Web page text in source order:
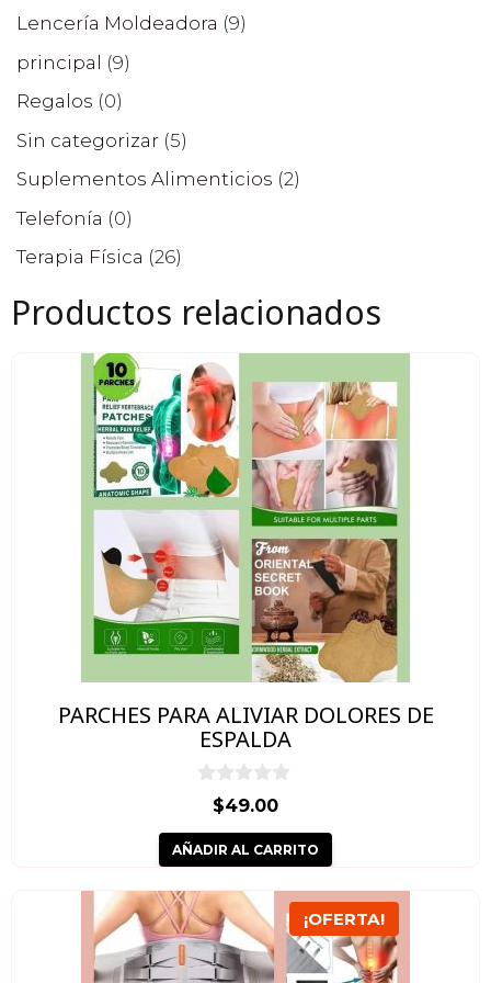
Lencería Moldeadora (9)
principal (9)
Regalos (0)
Sin categorizar (5)
Suplementos Alimenticios (2)
Telefonía (0)
Terapia Física (26)
Productos relacionados
PARCHES PARA ALIVIAR DOLORES DE
ESPALDA
e
5
$49.00
AÑADIR AL CARRITO
¡OFERTA!
producto